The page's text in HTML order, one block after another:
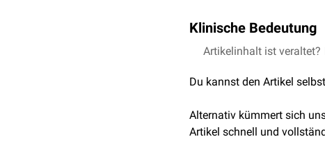
Knochenmark. Bei
Untersuchung aufJAK2-
Klinische Bedeutung
Die JAK2-V617F-Mutation
primärer Myelofibrose . Sie
Der Nachweis der JAK2-
JAK-Inhibitorenbei
Artikelinhalt ist veraltet?
Du kannst den Artikel
Alternativ kümmert sich
Artikel schnell und